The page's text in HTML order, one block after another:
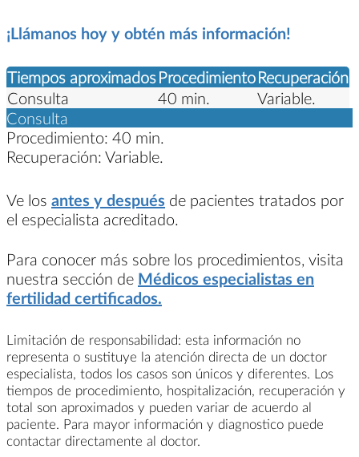
¡Llámanos hoy y obtén más información!
Tiempos aproximadosProcedimientoRecuperación
Consulta
40 min.
Variable.
Consulta
Procedimiento: 40 min.
Recuperación: Variable.
Ve los antes y después de pacientes tratados por
el especialista acreditado.
Para conocer más sobre los procedimientos, visita
nuestra sección de Médicos especialistas en
fertilidad certificados.
Limitación de responsabilidad: esta información no
representa o sustituye la atención directa de un doctor
especialista, todos los casos son únicos y diferentes. Los
tiempos de procedimiento, hospitalización, recuperación y
total son aproximados y pueden variar de acuerdo al
paciente. Para mayor información y diagnostico puede
contactar directamente al doctor.